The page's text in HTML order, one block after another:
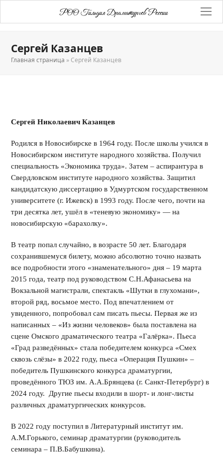
РОО Гильдия Драматургов России
Сергей Казанцев
Главная страница » Сергей Казанцев
Сергей Николаевич Казанцев
Родился в Новосибирске в 1964 году. После школы учился в
Новосибирском институте народного хозяйства. Получил
специальность «Экономика труда». Затем – аспирантура в
Свердловском институте народного хозяйства. Защитил
кандидатскую диссертацию в Удмуртском государственном
университете (г. Ижевск) в 1993 году. После чего, почти на
три десятка лет, ушёл в «теневую экономику» — на
новосибирскую «барахолку».
В театр попал случайно, в возрасте 50 лет. Благодаря
сохранившемуся билету, можно абсолютно точно назвать
все подробности этого «знаменательного» дня – 19 марта
2015 года, театр под руководством С.Н.Афанасьева на
Вокзальной магистрали, спектакль «Шутки в глухомани»,
второй ряд, восьмое место. Под впечатлением от
увиденного, попробовал сам писать пьесы. Первая же из
написанных – «Из жизни человеков» была поставлена на
сцене Омского драматического театра «Галёрка». Пьеса
«Град разведённых» стала победителем конкурса «Смех
сквозь слёзы» в 2022 году, пьеса «Операция Пушкин» –
победитель Пушкинского конкурса драматургии,
проведённого ТЮЗ им. А.А.Брянцева (г. Санкт-Петербург) в
2024 году. Другие пьесы входили в шорт- и лонг-листы
различных драматургических конкурсов.
В 2022 году поступил в Литературный институт им.
А.М.Горького, семинар драматургии (руководитель
семинара – П.В.Бабушкина).